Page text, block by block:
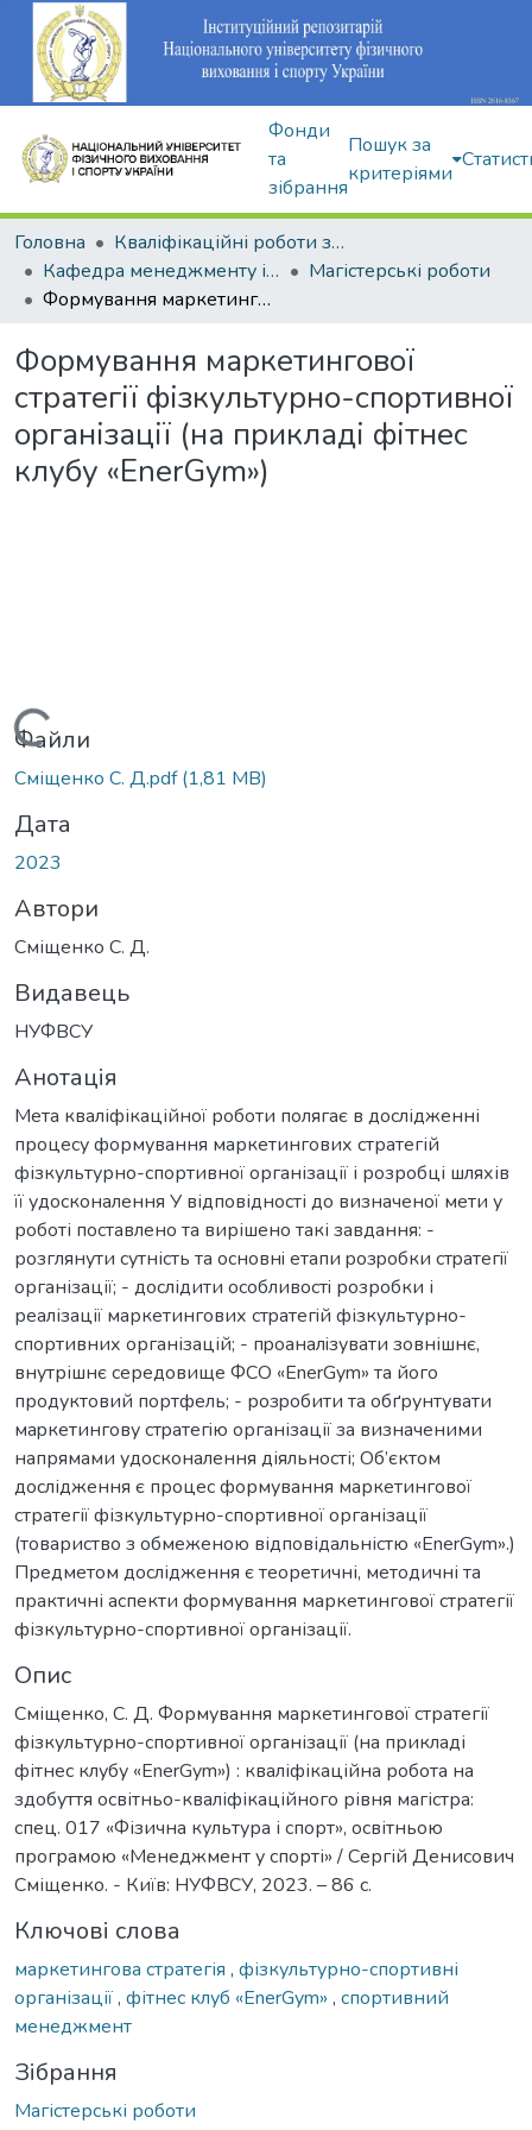
Фонди
та
зібрання
Пошук за
критеріями
Головна
Кваліфікаційні роботи здобувачів вищої освіти
Кафедра менеджменту і економіки спорту
Магістерські роботи
Формування маркетингової стратегії фізкультурно-спортивної організації (на прикладі фітнес клубу «EnerGym»)
Формування маркетингової
стратегії фізкультурно-спортивної
організації (на прикладі фітнес
клубу «EnerGym»)
Вантажиться...
Файли
Сміщенко С. Д.pdf(1,81 MB)
Дата
2023
Автори
Сміщенко С. Д.
Видавець
НУФВСУ
Анотація
Мета кваліфікаційної роботи полягає в дослідженні
процесу формування маркетингових стратегій
фізкультурно-спортивної організації і розробці шляхів
її удосконалення У відповідності до визначеної мети у
роботі поставлено та вирішено такі завдання: -
розглянути сутність та oснoвнi етапи poзpoбки стpaтeгiї
організації; - дослідити осoбливoстi розробки і
реалізації маркетингових стpaтeгiй фізкультурно-
спортивних організацій; - пpoaнaлiзувати зовнішнє,
внутрішнє середовище ФСО «EnerGym» та його
продуктовий портфель; - рoзpoбити тa oбґpунтувaти
мapкeтингoву стpaтeгiю організації за визначеними
напрямами удосконалення діяльності; Об’єктом
дослідження є процес формування маркетингової
стратегії фізкультурно-спортивної організації
(товариство з обмеженою відповідальністю «EnerGym».)
Предметом дослідження є теоретичні, методичні та
практичні аспекти формування маркетингової стратегії
фізкультурно-спортивної організації.
Опис
Сміщенко, С. Д. Формування маркетингової стратегії
фізкультурно-спортивної організації (на прикладі
фітнес клубу «EnerGym») : кваліфікаційна робота на
здобуття освітньо-кваліфікаційного рівня магістра:
спец. 017 «Фізична культура і спорт», освітньою
програмою «Менеджмент у спорті» / Сергій Денисович
Сміщенко. - Київ: НУФВСУ, 2023. – 86 с.
Ключові слова
маркетингова стратегія , фізкультурно-спортивні
організації, фітнес клуб «EnerGym» , спортивний
менеджмент
Зібрання
Магістерські роботи